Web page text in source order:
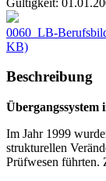
0060_LB-
KB)
Beschreibung
Im Jahr 1999
strukturellen
Prüfwesen führten.